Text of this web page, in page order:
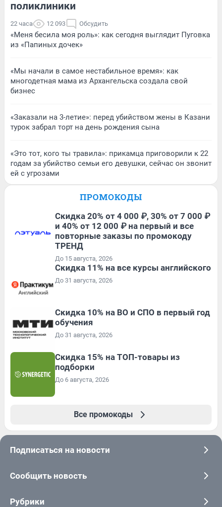
поликлиники
22 часа 12 093 Обсудить
«Меня бесила моя роль»: как сегодня выглядит Пуговка
из «Папиных дочек»
«Мы начали в самое нестабильное время»: как
многодетная мама из Архангельска создала свой
бизнес
«Заказали на 3-летие»: перед убийством жены в Казани
турок забрал торт на день рождения сына
«Это тот, кого ты травила»: прикамца приговорили к 22
годам за убийство семьи его девушки, сейчас он звонит
ей с угрозами
ПРОМОКОДЫ
Скидка 20% от 4 000 ₽, 30% от 7 000 ₽
и 40% от 12 000 ₽ на первый и все
повторные заказы по промокоду
ТРЕНД
До 15 августа, 2026
Скидка 11% на все курсы английского
До 31 августа, 2026
Скидка 10% на ВО и СПО в первый год
обучения
До 31 августа, 2026
Скидка 15% на ТОП-товары из
подборки
До 6 августа, 2026
Все промокоды
Подписаться на новости
Сообщить новость
Рубрики